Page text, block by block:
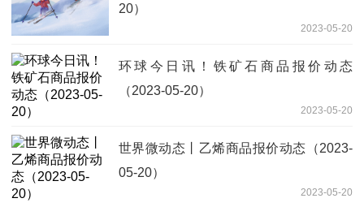
20）
2023-05-20
环球今日讯！铁矿石商品报价动态
（2023-05-20）
2023-05-20
世界微动态丨乙烯商品报价动态（2023-
05-20）
2023-05-20